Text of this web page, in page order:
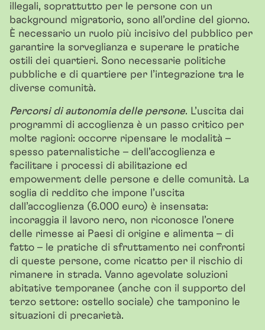
illegali, soprattutto per le persone con un
background migratorio, sono all’ordine del giorno.
È necessario un ruolo più incisivo del pubblico per
garantire la sorveglianza e superare le pratiche
ostili dei quartieri. Sono necessarie politiche
pubbliche e di quartiere per l’integrazione tra le
diverse comunità.
Percorsi di autonomia delle persone. L’uscita dai
programmi di accoglienza è un passo critico per
molte ragioni: occorre ripensare le modalità –
spesso paternalistiche – dell’accoglienza e
facilitare i processi di abilitazione ed
empowerment delle persone e delle comunità. La
soglia di reddito che impone l’uscita
dall’accoglienza (6.000 euro) è insensata:
incoraggia il lavoro nero, non riconosce l’onere
delle rimesse ai Paesi di origine e alimenta – di
fatto – le pratiche di sfruttamento nei confronti
di queste persone, come ricatto per il rischio di
rimanere in strada. Vanno agevolate soluzioni
abitative temporanee (anche con il supporto del
terzo settore: ostello sociale) che tamponino le
situazioni di precarietà.